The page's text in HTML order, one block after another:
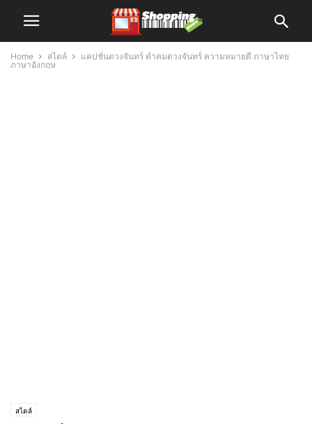
Home สไตล์
แคปชั่นดวงจันทร์ คำคมดวงจันทร์ ความหมายดี ภาษาไทย
ภาษาอังกฤษ
สไตล์